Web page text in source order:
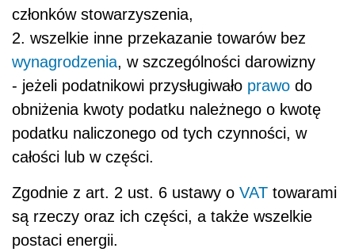
członków stowarzyszenia,
2. wszelkie inne przekazanie towarów bez
wynagrodzenia, w szczególności darowizny
- jeżeli podatnikowi przysługiwało prawo do
obniżenia kwoty podatku należnego o kwotę
podatku naliczonego od tych czynności, w
całości lub w części.
Zgodnie z art. 2 ust. 6 ustawy o VAT towarami
są rzeczy oraz ich części, a także wszelkie
postaci energii.